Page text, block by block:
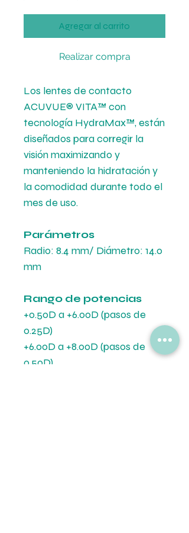
Agregar al carrito
Realizar compra
Los lentes de contacto
ACUVUE® VITA™ con
tecnología HydraMax™, están
diseñados para corregir la
visión maximizando y
manteniendo la hidratación y
la comodidad durante todo el
mes de uso.
Parámetros
Radio: 8.4 mm/ Diámetro: 14.0
mm
Rango de potencias
+0.50D a +6.00D (pasos de
0.25D)
+6.00D a +8.00D (pasos de
0.50D)